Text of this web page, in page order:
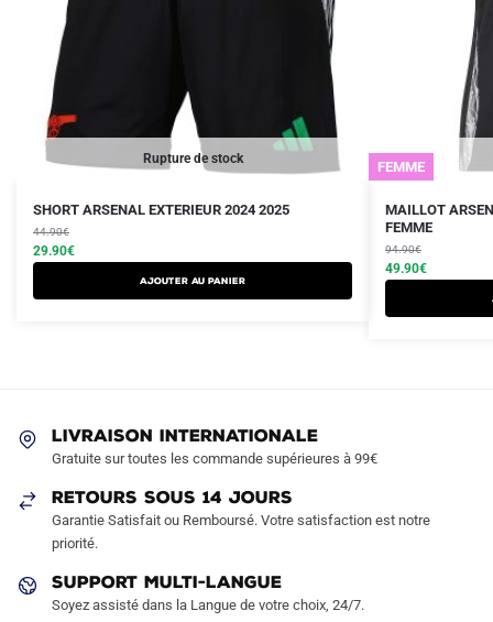
Rupture de stock
SHORT ARSENAL EXTERIEUR 2024 2025
44.90€
Le
prix
initial
était :
29.90€
Le
prix
actuel
est :
AJOUTER AU PANIER
Ce
produit
a
choisies
la
page
produit
FEMME
MAILLOT
FEMME
94.90€
Le
prix
initial
était :
49.90€
Le
prix
actuel
est :
Ce
produit
a
plusieurs
variations.
page
LIVRAISON INTERNATIONALE
Gratuite sur toutes les commande supérieures à 99€
RETOURS SOUS 14 JOURS
Garantie Satisfait ou Remboursé. Votre satisfaction est notre
priorité.
SUPPORT MULTI-LANGUE
Soyez assisté dans la Langue de votre choix, 24/7.